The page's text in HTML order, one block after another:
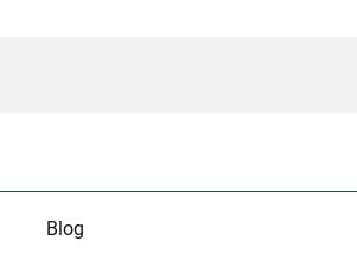
Blog